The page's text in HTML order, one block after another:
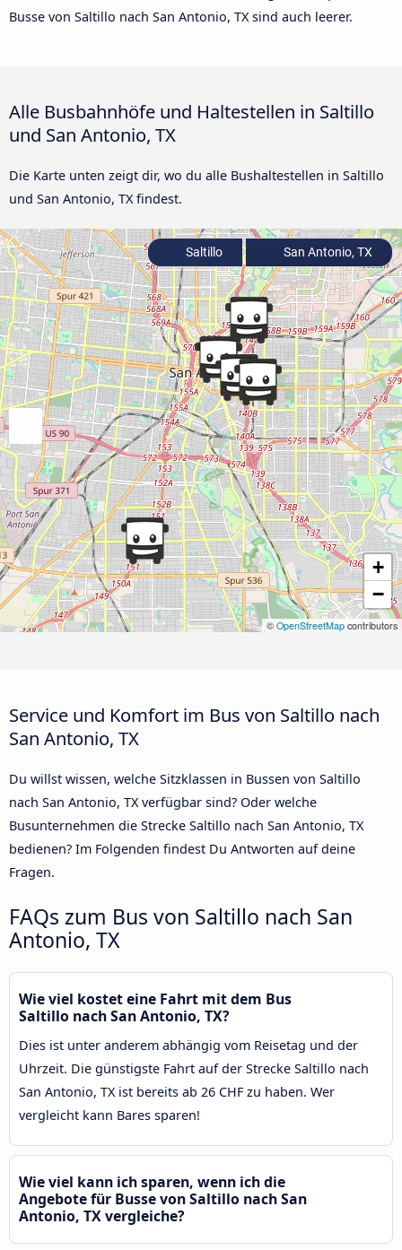
Busse von Saltillo nach San Antonio, TX sind auch leerer.
Alle Busbahnhöfe und Haltestellen in Saltillo
und San Antonio, TX
Die Karte unten zeigt dir, wo du alle Bushaltestellen in Saltillo
und San Antonio, TX findest.
+
−
© OpenStreetMap contributors
Saltillo San Antonio, TX
Service und Komfort im Bus von Saltillo nach
San Antonio, TX
Du willst wissen, welche Sitzklassen in Bussen von Saltillo
nach San Antonio, TX verfügbar sind? Oder welche
Busunternehmen die Strecke Saltillo nach San Antonio, TX
bedienen? Im Folgenden findest Du Antworten auf deine
Fragen.
FAQs zum Bus von Saltillo nach San
Antonio, TX
Wie viel kostet eine Fahrt mit dem Bus
Saltillo nach San Antonio, TX?
Dies ist unter anderem abhängig vom Reisetag und der
Uhrzeit. Die günstigste Fahrt auf der Strecke Saltillo nach
San Antonio, TX ist bereits ab 26 CHF zu haben. Wer
vergleicht kann Bares sparen!
Wie viel kann ich sparen, wenn ich die
Angebote für Busse von Saltillo nach San
Antonio, TX vergleiche?